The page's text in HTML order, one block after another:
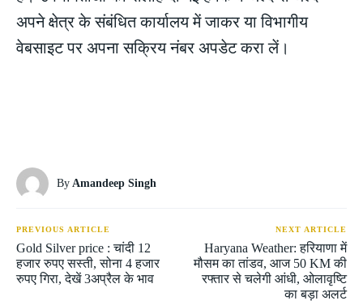
अपने क्षेत्र के संबंधित कार्यालय में जाकर या विभागीय
वेबसाइट पर अपना सक्रिय नंबर अपडेट करा लें।
By Amandeep Singh
PREVIOUS ARTICLE
Gold Silver price : चांदी 12
हजार रुपए सस्ती, सोना 4 हजार
रुपए गिरा, देखें 3अप्रैल के भाव
NEXT ARTICLE
Haryana Weather: हरियाणा में
मौसम का तांडव, आज 50 KM की
रफ्तार से चलेगी आंधी, ओलावृष्टि
का बड़ा अलर्ट